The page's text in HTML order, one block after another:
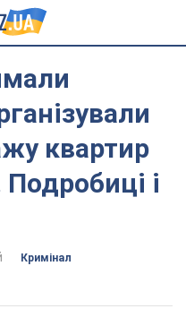
квартир
і
Кримінал